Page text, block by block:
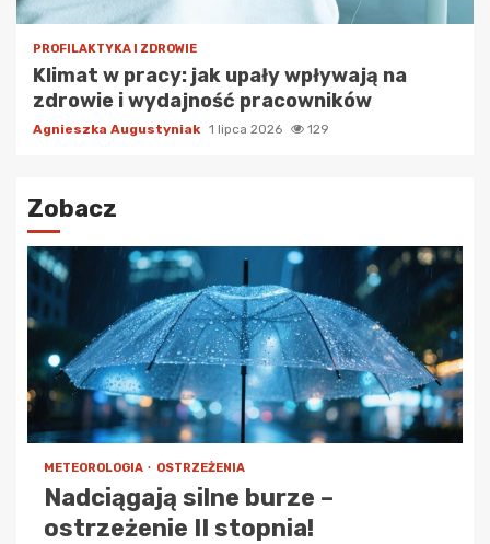
PROFILAKTYKA I ZDROWIE
Klimat w pracy: jak upały wpływają na
zdrowie i wydajność pracowników
Agnieszka Augustyniak 1 lipca 2026 129
Zobacz
METEOROLOGIA OSTRZEŻENIA
Nadciągają silne burze –
ostrzeżenie II stopnia!